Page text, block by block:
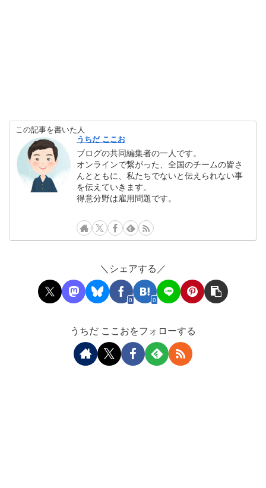
この記事を書いた人
うちだ ここお
ブログの共同編集者の一人です。
オンラインで繋がった、全国のチームの皆さ
んとともに、私たちでないと伝えられない事
を伝えていきます。
得意分野は雇用問題です。
＼シェアする／
0 0
うちだ ここおをフォローする